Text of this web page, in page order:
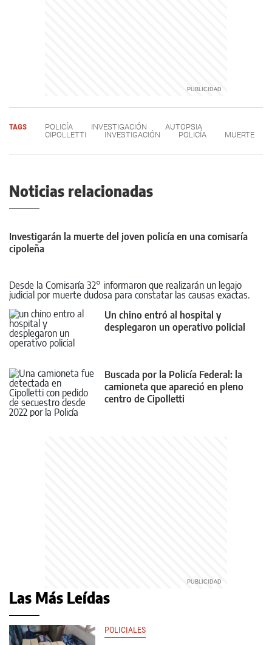
TAGS POLICÍA INVESTIGACIÓN
AUTOPSIA
CIPOLLETTI
INVESTIGACIÓN POLICÍA MUERTE
Noticias relacionadas
Investigarán la muerte del joven policía en una comisaría
cipoleña
Desde la Comisaría 32° informaron que realizarán un legajo
judicial por muerte dudosa para constatar las causas exactas.
Un chino entró al hospital y
desplegaron un operativo policial
Buscada por la Policía Federal: la
camioneta que apareció en pleno
centro de Cipolletti
Las Más Leídas
POLICIALES